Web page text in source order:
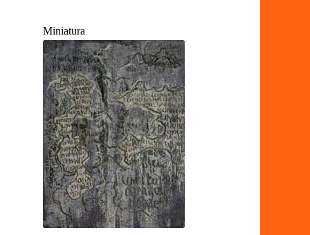
Miniatura